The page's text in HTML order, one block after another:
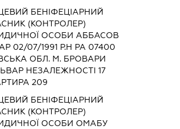
БЕНІФЕЦІАРНИЙ
(КОНТРОЛЕР)
ОСОБИ АББАСОВ
02/07/1991 Р.Н РА 07400
ОБЛ. М. БРОВАРИ
НЕЗАЛЕЖНОСТІ 17
209
БЕНІФЕЦІАРНИЙ
(КОНТРОЛЕР)
ОСОБИ ОМАБУ